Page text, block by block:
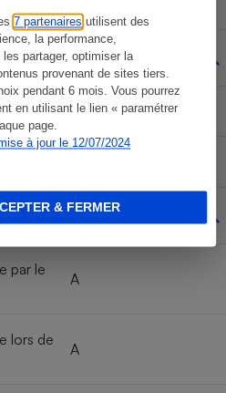
7 partenaires utilisent des
la performance,
partager, optimiser la
provenant de sites tiers.
pendant 6 mois. Vous pourrez
en utilisant le lien « paramétrer
page.
à jour le 12/07/2024
& FERMER
Oui (balayage vertical)
par le
A
lors de
A